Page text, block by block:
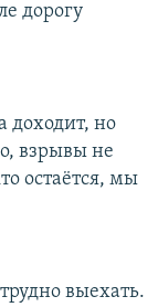
дорогу
доходит, но
взрывы не
остаётся, мы
выехать.